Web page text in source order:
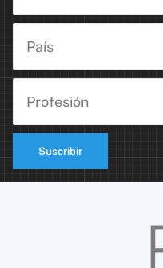
Suscribir